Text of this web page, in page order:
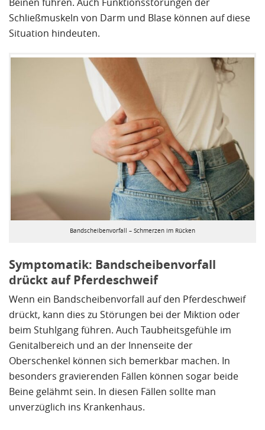
Schließmuskeln von Darm und Blase können auf diese
Situation hindeuten.
Bandscheibenvorfall – Schmerzen im Rücken
Symptomatik: Bandscheibenvorfall
drückt auf Pferdeschweif
Wenn ein Bandscheibenvorfall auf den Pferdeschweif
drückt, kann dies zu Störungen bei der Miktion oder
beim Stuhlgang führen. Auch Taubheitsgefühle im
Genitalbereich und an der Innenseite der
Oberschenkel können sich bemerkbar machen. In
besonders gravierenden Fällen können sogar beide
Beine gelähmt sein. In diesen Fällen sollte man
unverzüglich ins Krankenhaus.